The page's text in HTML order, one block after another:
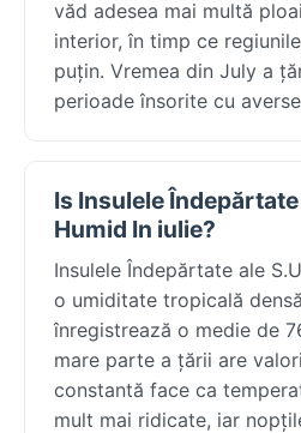
văd adesea mai multă
interior, în timp ce
puțin. Vremea din July a
perioade însorite cu
Is Insulele Îndepărtate
Humid In iulie?
Insulele Îndepărtate ale
o umiditate tropicală
înregistrează o medie de
mare parte a țării are
constantă face ca
mult mai ridicate, iar